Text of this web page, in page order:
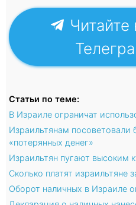
Читайте
Статьи по теме:
В Израиле ограничат
Израильтянам
«потерянных денег»
Израильтян пугают высоким
Сколько платят израильтяне
Оборот наличных в Израиле